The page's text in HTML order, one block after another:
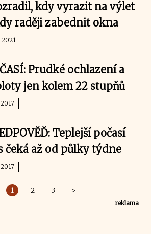
kdy vyrazit na výlet
raději zabednit okna
2021
Prudké ochlazení a
jen kolem 22 stupňů
2017
Teplejší počasí
čeká až od půlky týdne
2017
1 2 3 >
reklama